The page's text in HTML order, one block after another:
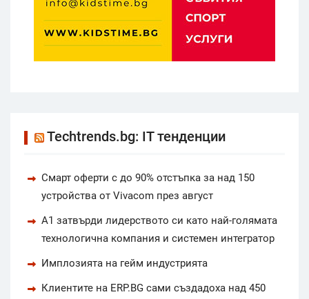
Techtrends.bg: IT тенденции
Смарт оферти с до 90% отстъпка за над 150
устройства от Vivacom през август
А1 затвърди лидерството си като най-голямата
технологична компания и системен интегратор
Имплозията на гейм индустрията
Клиентите на ERP.BG сами създадоха над 450